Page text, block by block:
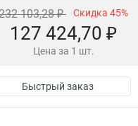
103,28 ₽ Скидка 45%
127 424,70 ₽
Цена за 1 шт.
Быстрый заказ